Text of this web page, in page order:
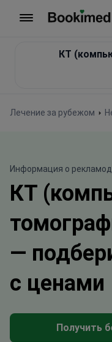
Лечение за рубежом
КТ
Информация о
КТ
—
с ценами
Получить